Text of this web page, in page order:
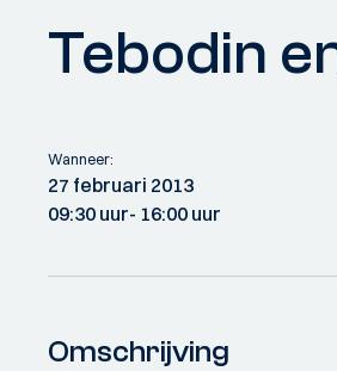
Tebodin
Wanneer:
27 februari 2013
09:30 uur- 16:00 uur
Omschrijving